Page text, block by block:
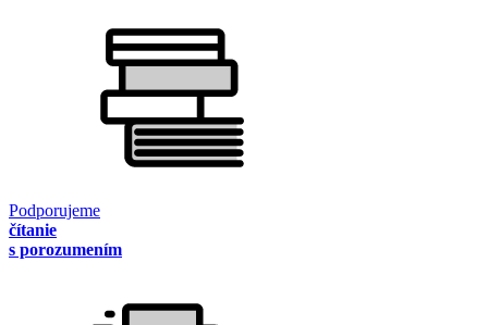
Podporujeme
čítanie
s porozumením